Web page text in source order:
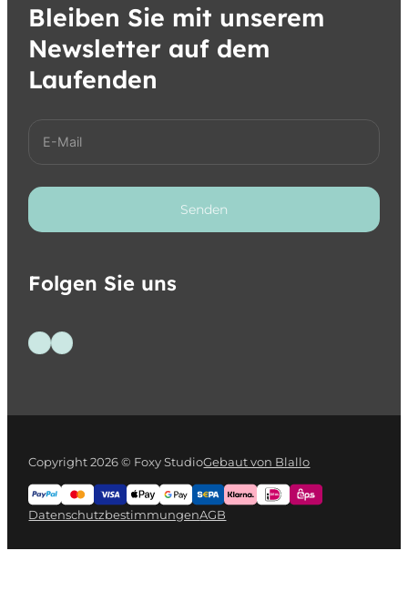
Bleiben Sie mit unserem
Newsletter auf dem
Laufenden
Senden
Folgen Sie uns
Folge uns auf Facebook
Folge uns auf Instagram
Copyright 2026 © Foxy StudioGebaut von Blallo
DatenschutzbestimmungenAGB